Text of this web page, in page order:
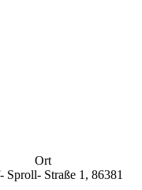
Ort
Straße 1, 86381